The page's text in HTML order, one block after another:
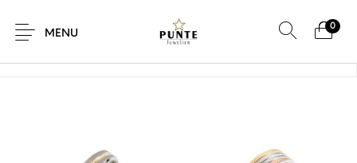
MENU
0
Home / Product Maat